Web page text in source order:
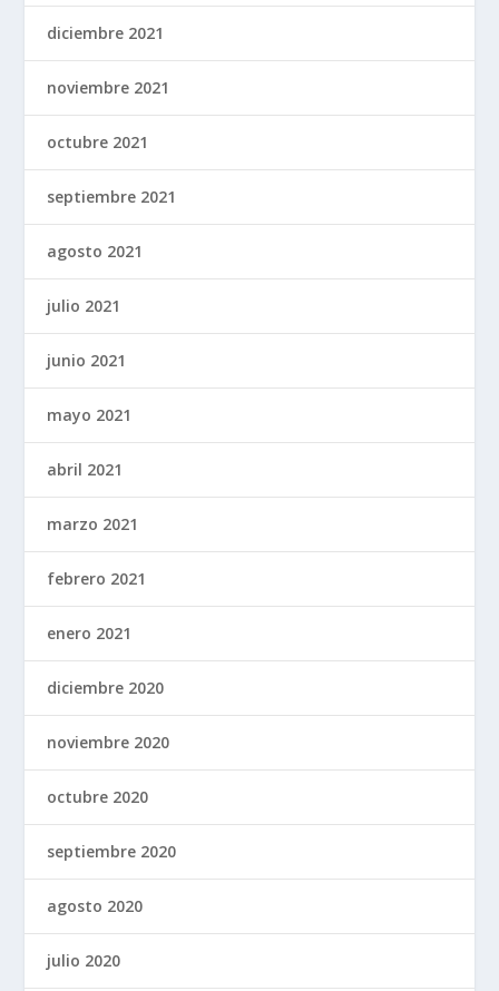
diciembre 2021
noviembre 2021
octubre 2021
septiembre 2021
agosto 2021
julio 2021
junio 2021
mayo 2021
abril 2021
marzo 2021
febrero 2021
enero 2021
diciembre 2020
noviembre 2020
octubre 2020
septiembre 2020
agosto 2020
julio 2020